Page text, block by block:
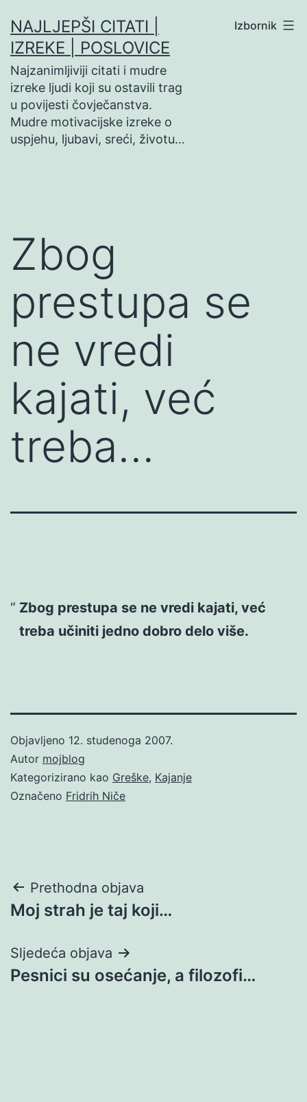
na
sadržaj
NAJLJEPŠI CITATI |
IZREKE | POSLOVICE
Najzanimljiviji citati i mudre
izreke ljudi koji su ostavili trag
u povijesti čovječanstva.
Mudre motivacijske izreke o
uspjehu, ljubavi, sreći, životu…
Izbornik
Zbog
prestupa se
ne vredi
kajati, već
treba…
Zbog prestupa se ne vredi kajati, već
treba učiniti jedno dobro delo više.
Objavljeno 12. studenoga 2007.
Autor mojblog
Kategorizirano kao Greške, Kajanje
Označeno Fridrih Niče
Navigacija
objava
Prethodna objava
Moj strah je taj koji…
Sljedeća objava
Pesnici su osećanje, a filozofi…